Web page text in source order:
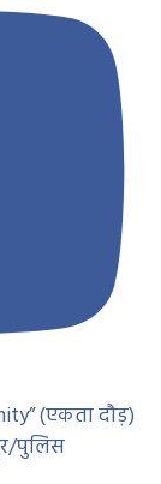
(एकता दौड़)
पुलिस